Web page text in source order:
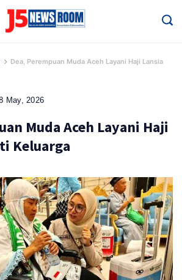
Dea, Perempuan Muda Aceh Layani Haji Lansia
May, 2026
Muda Aceh Layani Haji
Keluarga